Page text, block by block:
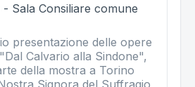
Sala Consiliare comune
presentazione delle opere
Calvario alla Sindone",
della mostra a Torino
Signora del Suffragio